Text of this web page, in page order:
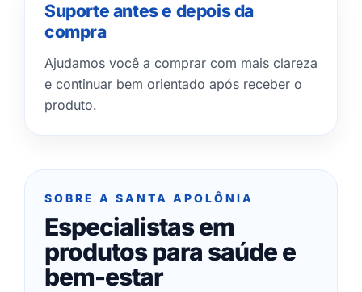
Suporte antes e depois da
compra
Ajudamos você a comprar com mais clareza
e continuar bem orientado após receber o
produto.
SOBRE A SANTA APOLÔNIA
Especialistas em
produtos para saúde e
bem-estar